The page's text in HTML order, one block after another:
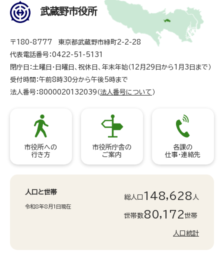
武蔵野市役所
〒180-8777 東京都武蔵野市緑町2-2-28
代表電話番号：0422-51-5131
閉庁日：土曜日・日曜日、祝休日、年末年始（12月29日から1月3日まで）
受付時間：午前8時30分から午後5時まで
法人番号：8000020132039（ 法人番号について ）
市役所への
行き方
市役所庁舎の
ご案内
各課の
仕事・連絡先
人口と世帯
令和8年8月1日現在
総人口 148,628 人
世帯数80,172世帯
人口統計